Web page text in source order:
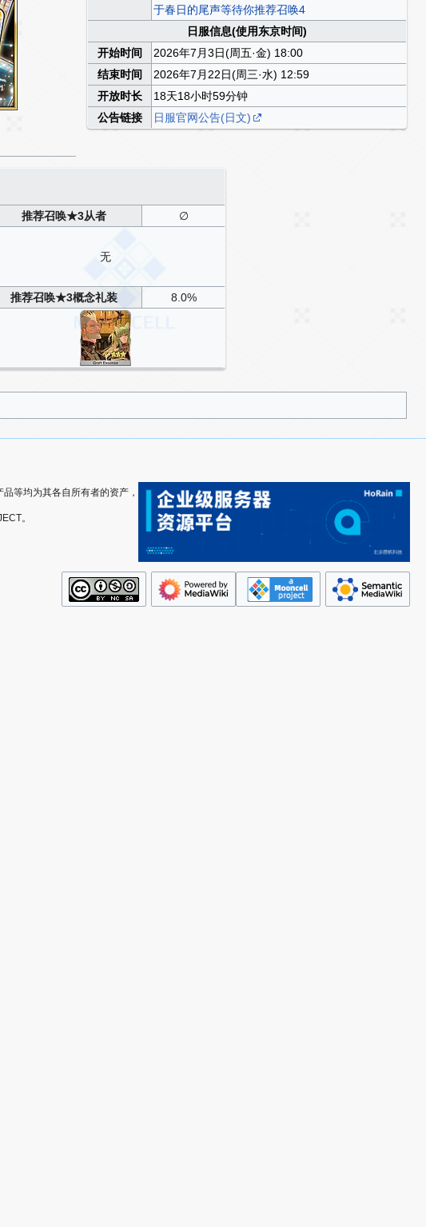
于春日的尾声等待你推荐召唤4
日服信息(使用东京时间)
开始时间
2026年7月3日(周五·金) 18:00
结束时间
2026年7月22日(周三·水) 12:59
开放时长
18天18小时59分钟
公告链接
日服官网公告(日文)
推荐召唤★3从者 ∅
无
推荐召唤★3概念礼装 8.0%
等均为其各自所有者的资产，
。